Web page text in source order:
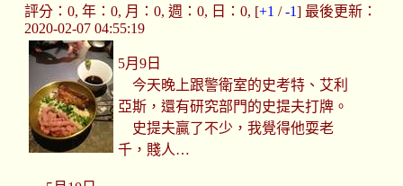
評分：0, 年：0, 月：0, 週：0, 日：0, [+1 /-1] 最後更新：
2020-02-07 04:55:19
5月9日
今天晚上跟警衛室的史考特、艾利
亞斯，還有研究部門的史提夫打牌。
史提夫贏了不少，我覺得他耍老
千，賤人…